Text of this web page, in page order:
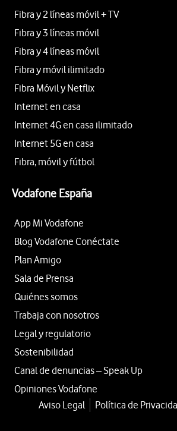
Fibra y 2 líneas móvil + TV
Fibra y 3 líneas móvil
Fibra y 4 líneas móvil
Fibra y móvil ilimitado
Fibra Móvil y Netflix
Internet en casa
Internet 4G en casa ilimitado
Internet 5G en casa
Fibra, móvil y fútbol
Vodafone España
App Mi Vodafone
Blog Vodafone Conéctate
Plan Amigo
Sala de Prensa
Quiénes somos
Trabaja con nosotros
Legal y regulatorio
Sostenibilidad
Canal de denuncias – Speak Up
Opiniones Vodafone
Aviso Legal Política de